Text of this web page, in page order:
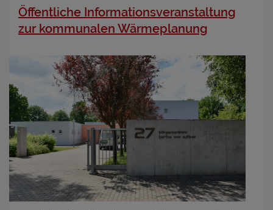
Öffentliche Informationsveranstaltung
zur kommunalen Wärmeplanung